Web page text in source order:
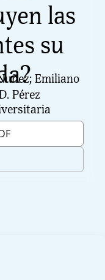
las
su
Emiliano
Pérez